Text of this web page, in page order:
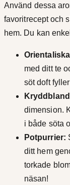
ä
n
g
Använd dessa
favoritrecept och
hem. Du kan
med ditt te
söt doft
dimension.
i både söta
Potpurrier:
ditt hem
torkade
näsan!